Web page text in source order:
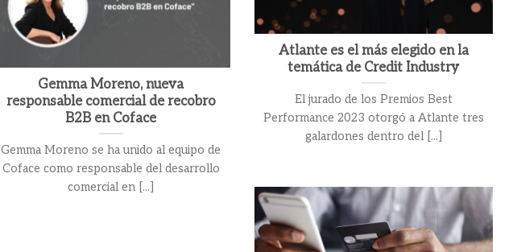
Atlante es el más elegido en la
temática de Credit Industry
El jurado de los Premios Best
Performance 2023 otorgó a Atlante tres
galardones dentro del [...]
Gemma Moreno, nueva
responsable comercial de recobro
B2B en Coface
Gemma Moreno se ha unido al equipo de
Coface como responsable del desarrollo
comercial en [...]